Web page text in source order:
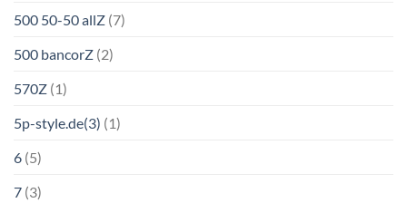
500 50-50 allZ (7)
500 bancorZ (2)
570Z (1)
5p-style.de(3) (1)
6 (5)
7 (3)